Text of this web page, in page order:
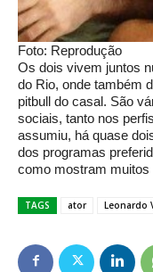
Foto: Reprodução
Os dois vivem juntos
do Rio, onde também
pitbull do casal. São
sociais, tanto nos
assumiu, há quase
dos programas
como mostram muitos
TAGS ator Leonardo